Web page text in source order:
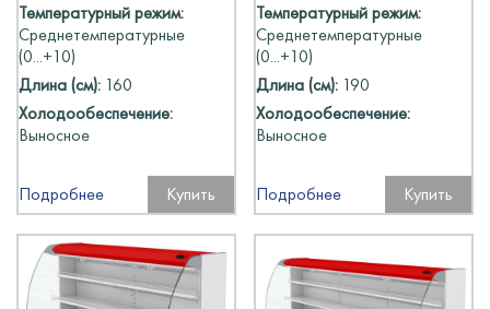
Температурный режим:
Среднетемпературные
(0...+10)
Длина (см): 160
Холодообеспечение:
Выносное
Подробнее Купить
Температурный режим:
Среднетемпературные
(0...+10)
Длина (см): 190
Холодообеспечение:
Выносное
Подробнее Купить